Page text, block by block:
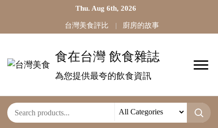
Thu. Aug 6th, 2026
台灣美食評比 廚房的故事
食在台灣 飲食雜誌
為您提供最夸的飲食資訊